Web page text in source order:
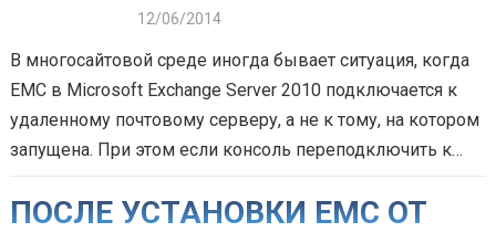
«РОДНОМУ» СЕРВЕРУ?
12/06/2014
В многосайтовой среде иногда бывает ситуация, когда
EMC в Microsoft Exchange Server 2010 подключается к
удаленному почтовому серверу, а не к тому, на котором
запущена. При этом если консоль переподключить к
ПОСЛЕ УСТАНОВКИ EMC ОТ